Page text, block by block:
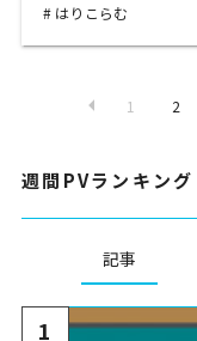
週間PVランキング
記事
1
はりこらむ
1 2